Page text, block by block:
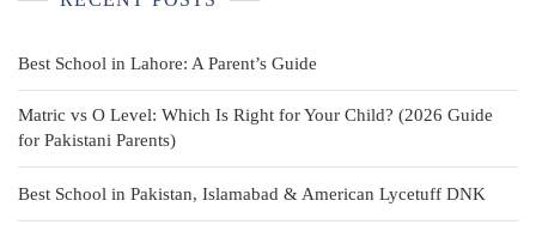
Best School in Lahore: A Parent’s Guide
Matric vs O Level: Which Is Right for Your Child? (2026 Guide
for Pakistani Parents)
Best School in Pakistan, Islamabad & American Lycetuff DNK